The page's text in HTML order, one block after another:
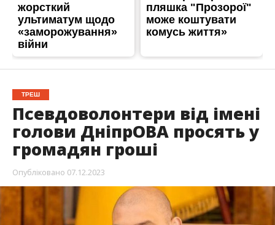
ТРЕШ
Псевдоволонтери від імені
голови ДніпрОВА просять у
громадян гроші
Опубліковано 07.12.2023